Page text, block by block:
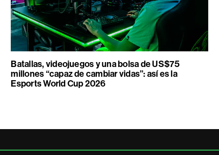
Batallas, videojuegos y una bolsa de US$75
millones “capaz de cambiar vidas”: así es la
Esports World Cup 2026